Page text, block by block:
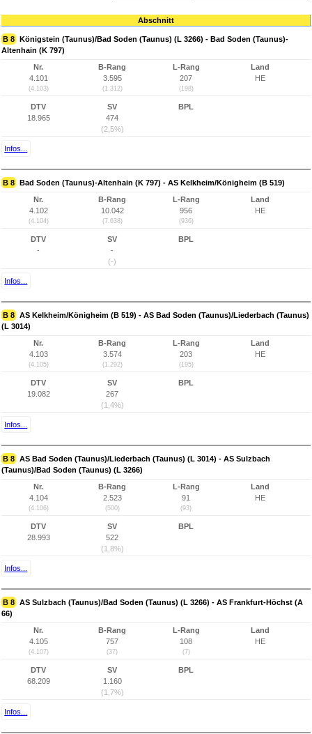
Abschnitt
B 8 Königstein (Taunus)/Bad Soden (Taunus) (L 3266) - Bad Soden (Taunus)-
Altenhain (K 797)
Nr.
4.101
(4.103)
B-Rang
3.595
(1.312)
L-Rang
207
(198)
Land
HE
DTV
18.965
SV
474
(2,5%)
BPL
Infos...
B 8 Bad Soden (Taunus)-Altenhain (K 797) - AS Kelkheim/Königheim (B 519)
Nr.
4.102
(4.104)
B-Rang
10.042
(7.638)
L-Rang
956
(936)
Land
HE
DTV
-
SV
-
(-)
BPL
Infos...
B 8 AS Kelkheim/Königheim (B 519) - AS Bad Soden (Taunus)/Liederbach (Taunus)
(L 3014)
Nr.
4.103
(4.105)
B-Rang
3.574
(1.292)
L-Rang
203
(195)
Land
HE
DTV
19.082
SV
267
(1,4%)
BPL
Infos...
B 8 AS Bad Soden (Taunus)/Liederbach (Taunus) (L 3014) - AS Sulzbach
(Taunus)/Bad Soden (Taunus) (L 3266)
Nr.
4.104
(4.106)
B-Rang
2.523
(500)
L-Rang
91
(93)
Land
HE
DTV
28.993
SV
522
(1,8%)
BPL
Infos...
B 8 AS Sulzbach (Taunus)/Bad Soden (Taunus) (L 3266) - AS Frankfurt-Höchst (A
66)
Nr.
4.105
(4.107)
B-Rang
757
(37)
L-Rang
108
(7)
Land
HE
DTV
68.209
SV
1.160
(1,7%)
BPL
Infos...